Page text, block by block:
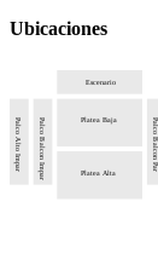
Ubicaciones
Escenario
Palco Alto Impar Palco Balcon Impar Platea Baja Palco Balcon Par
Platea Alta